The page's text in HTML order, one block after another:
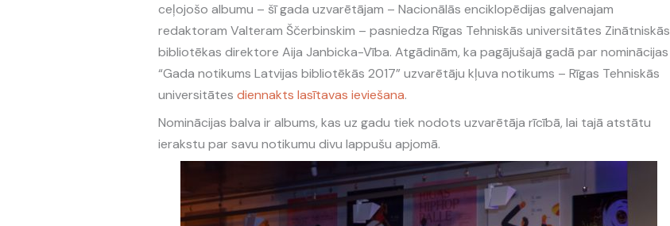
ceļojošo albumu – šī gada uzvarētājam – Nacionālās enciklopēdijas galvenajam
redaktoram Valteram Ščerbinskim – pasniedza Rīgas Tehniskās universitātes Zinātniskās
bibliotēkas direktore Aija Janbicka-Vība. Atgādinām, ka pagājušajā gadā par nominācijas
“Gada notikums Latvijas bibliotēkās 2017” uzvarētāju kļuva notikums – Rīgas Tehniskās
universitātes diennakts lasītavas ieviešana.
Nominācijas balva ir albums, kas uz gadu tiek nodots uzvarētāja rīcībā, lai tajā atstātu
ierakstu par savu notikumu divu lappušu apjomā.